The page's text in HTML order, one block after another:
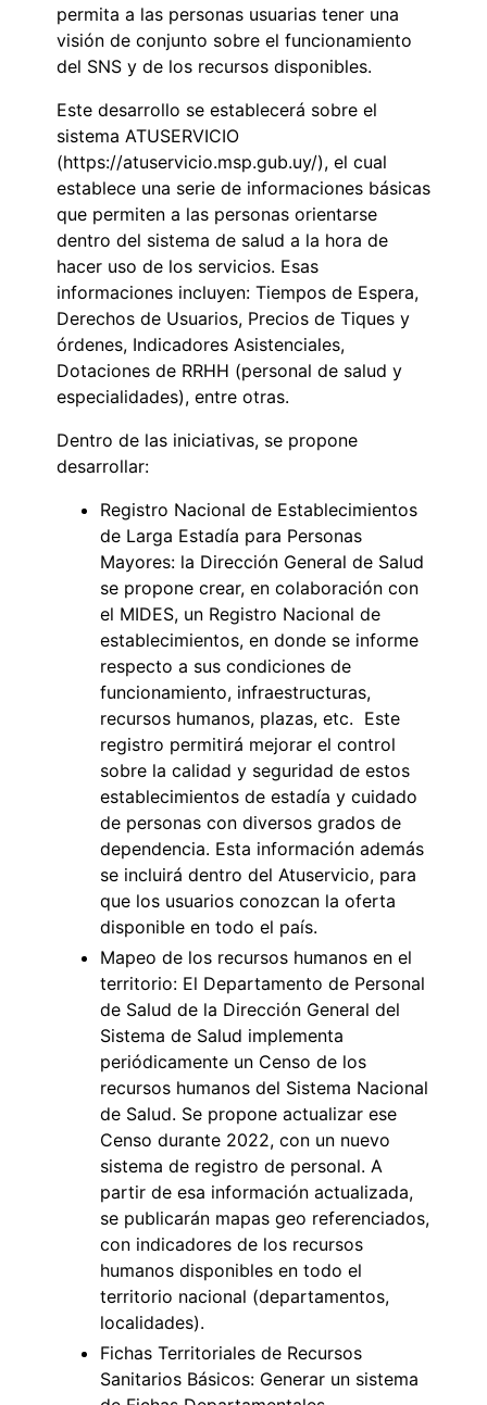
permita a las personas usuarias tener una
visión de conjunto sobre el funcionamiento
del SNS y de los recursos disponibles.
Este desarrollo se establecerá sobre el
sistema ATUSERVICIO
(https://atuservicio.msp.gub.uy/), el cual
establece una serie de informaciones básicas
que permiten a las personas orientarse
dentro del sistema de salud a la hora de
hacer uso de los servicios. Esas
informaciones incluyen: Tiempos de Espera,
Derechos de Usuarios, Precios de Tiques y
órdenes, Indicadores Asistenciales,
Dotaciones de RRHH (personal de salud y
especialidades), entre otras.
Dentro de las iniciativas, se propone
desarrollar:
Registro Nacional de Establecimientos
de Larga Estadía para Personas
Mayores: la Dirección General de Salud
se propone crear, en colaboración con
el MIDES, un Registro Nacional de
establecimientos, en donde se informe
respecto a sus condiciones de
funcionamiento, infraestructuras,
recursos humanos, plazas, etc. Este
registro permitirá mejorar el control
sobre la calidad y seguridad de estos
establecimientos de estadía y cuidado
de personas con diversos grados de
dependencia. Esta información además
se incluirá dentro del Atuservicio, para
que los usuarios conozcan la oferta
disponible en todo el país.
Mapeo de los recursos humanos en el
territorio: El Departamento de Personal
de Salud de la Dirección General del
Sistema de Salud implementa
periódicamente un Censo de los
recursos humanos del Sistema Nacional
de Salud. Se propone actualizar ese
Censo durante 2022, con un nuevo
sistema de registro de personal. A
partir de esa información actualizada,
se publicarán mapas geo referenciados,
con indicadores de los recursos
humanos disponibles en todo el
territorio nacional (departamentos,
localidades).
Fichas Territoriales de Recursos
Sanitarios Básicos: Generar un sistema